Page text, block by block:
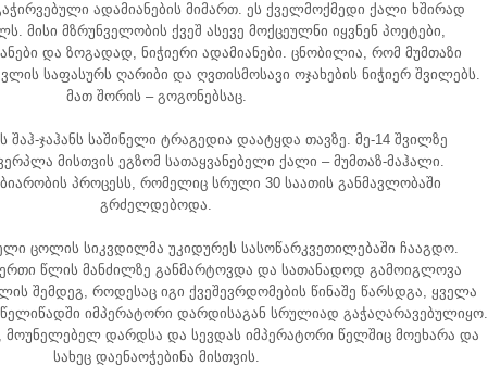
ადამიანების მიმართ. ეს ქველმოქმედი ქალი ხშირად
მისი მზრუნველობის ქვეშ ასევე მოქცეულნი იყვნენ პოეტები,
და ზოგადად, ნიჭიერი ადამიანები. ცნობილია, რომ მუმთაზი
საფასურს ღარიბი და ღვთისმოსავი ოჯახების ნიჭიერ შვილებს.
მათ შორის – გოგონებსაც.
შაჰ-ჯაჰანს საშინელი ტრაგედია დაატყდა თავზე. მე-14 შვილზე
მისთვის ეგზომ სათაყვანებელი ქალი – მუმთაზ-მაჰალი.
პროცესს, რომელიც სრული 30 საათის განმავლობაში
გრძელდებოდა.
ცოლის სიკვდილმა უკიდურეს სასოწარკვეთილებაში ჩააგდო.
წლის მანძილზე განმარტოვდა და სათანადოდ გამოიგლოვა
შემდეგ, როდესაც იგი ქვეშევრდომების წინაშე წარსდგა, ყველა
იმპერატორი დარდისაგან სრულიად გაჭაღარავებულიყო.
მოუნელებელ დარდსა და სევდას იმპერატორი წელშიც მოეხარა და
სახეც დაენაოჭებინა მისთვის.